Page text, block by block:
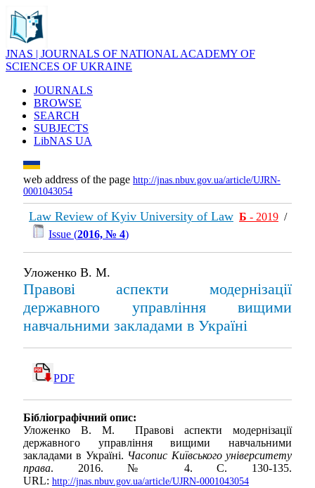
JNAS | JOURNALS OF NATIONAL ACADEMY OF
SCIENCES OF UKRAINE
JOURNALS
BROWSE
SEARCH
SUBJECTS
LibNAS UA
web address of the page http://jnas.nbuv.gov.ua/article/UJRN-
0001043054
Law Review of Kyiv University of Law Б - 2019 /
Issue (2016, № 4)
Уложенко В. М.
Правові аспекти модернізації
державного управління вищими
навчальними закладами в Україні
PDF
Бібліографічний опис:
Уложенко В. М. Правові аспекти модернізації
державного управління вищими навчальними
закладами в Україні. Часопис Київського університету
права. 2016. № 4. С. 130-135.
URL: http://jnas.nbuv.gov.ua/article/UJRN-0001043054